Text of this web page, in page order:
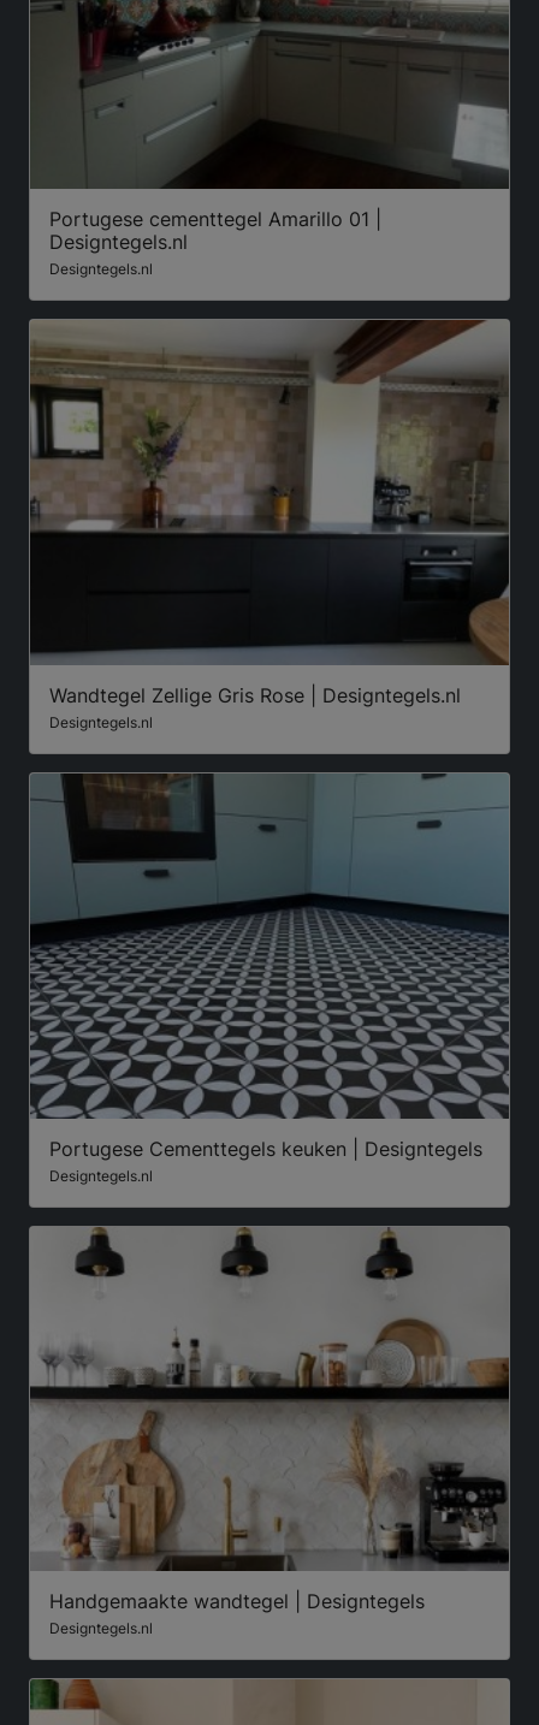
Portugese cementtegel Amarillo 01 |
Designtegels.nl
Designtegels.nl
Wandtegel Zellige Gris Rose | Designtegels.nl
Designtegels.nl
Portugese Cementtegels keuken | Designtegels
Designtegels.nl
Handgemaakte wandtegel | Designtegels
Designtegels.nl